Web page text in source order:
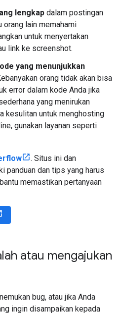
lengkap dalam postingan
orang lain memahami
untuk menyertakan
link ke screenshot.
yang menunjukkan
orang tidak akan bisa
error dalam kode Anda jika
yang menirukan
kesulitan untuk menghosting
gunakan layanan seperti
. Situs ini dan
panduan dan tips yang harus
memastikan pertanyaan
atau mengajukan
bug, atau jika Anda
ingin disampaikan kepada